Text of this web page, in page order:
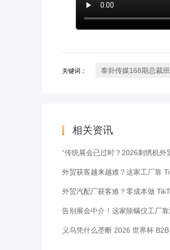
关键词： 泰卦传媒168期总裁班
相关资讯
“传统展会已过时？2026刺绣机外
外贸获客越来越难？这家工厂靠
外贸汽配厂获客难？零成本做
告别展会中介！这家除螨仪工厂
义乌凭什么垄断 2026 世界杯